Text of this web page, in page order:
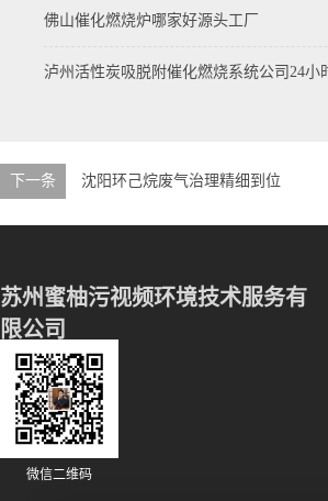
佛山催化燃烧炉哪家好源头工厂
泸州活性炭吸脱附催化燃烧系统公司24小
下一条 沈阳环己烷废气治理精细到位
苏州蜜柚污视频环境技术服务有
限公司
微信二维码